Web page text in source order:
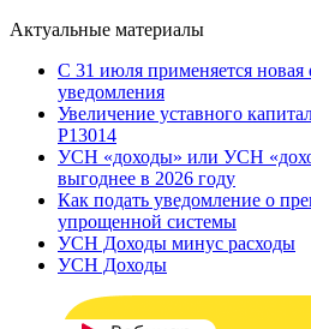
Актуальные материалы
С 31 июля применяется
уведомления
Увеличение уставного
Р13014
УСН «доходы» или УСН
выгоднее в 2026 году
Как подать уведомление о
упрощенной системы
УСН Доходы минус расходы
УСН Доходы